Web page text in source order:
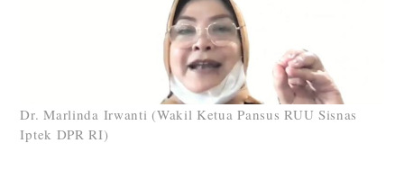
Dr. Marlinda Irwanti (Wakil Ketua Pansus RUU Sisnas
Iptek DPR RI)